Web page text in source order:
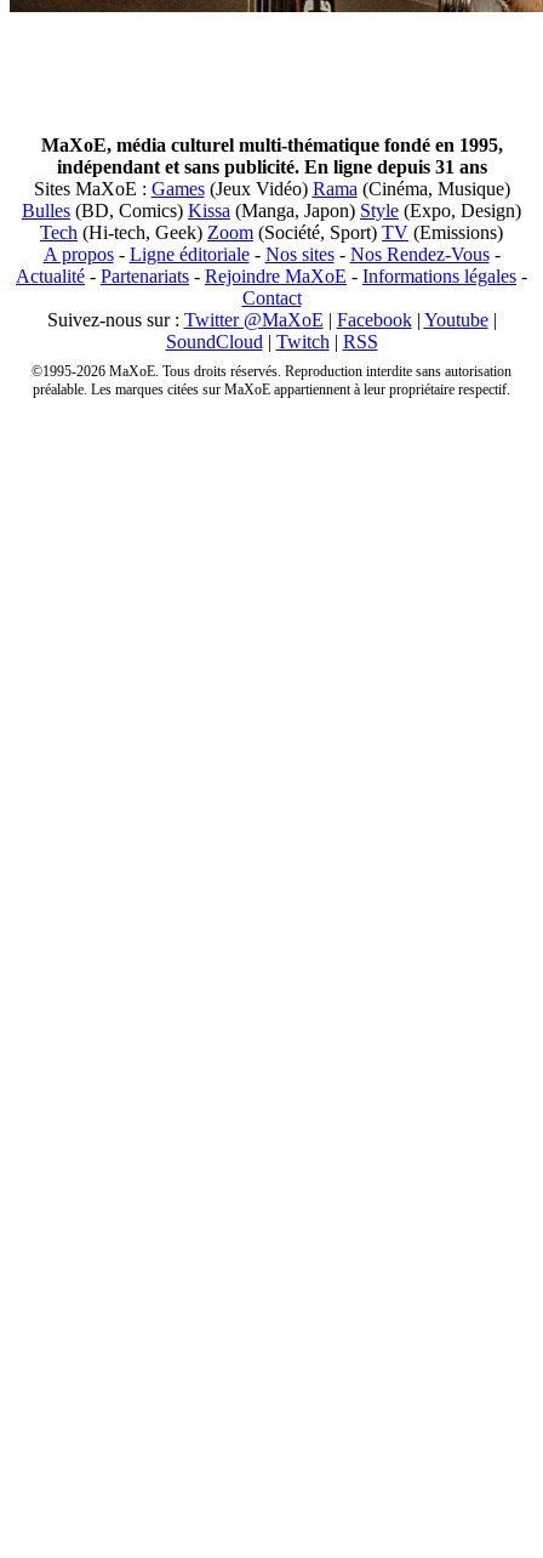
MaXoE, média culturel multi-thématique fondé en 1995,
indépendant et sans publicité. En ligne depuis 31 ans
Sites MaXoE : Games(Jeux Vidéo) Rama (Cinéma, Musique)
Bulles (BD, Comics) Kissa (Manga, Japon) Style (Expo, Design)
Tech (Hi-tech, Geek) Zoom (Société, Sport) TV (Emissions)
A propos- Ligne éditoriale- Nos sites- Nos Rendez-Vous-
Actualité - Partenariats - Rejoindre MaXoE - Informations légales -
Contact
Suivez-nous sur : Twitter @MaXoE | Facebook| Youtube|
SoundCloud | Twitch | RSS
©1995-2026 MaXoE. Tous droits réservés. Reproduction interdite sans autorisation
préalable. Les marques citées sur MaXoE appartiennent à leur propriétaire respectif.